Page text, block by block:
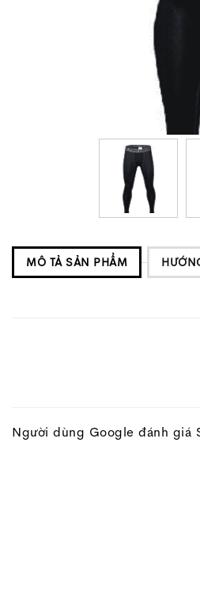
MÔ TẢ SẢN PHẨM
Người dùng Google đánh giá